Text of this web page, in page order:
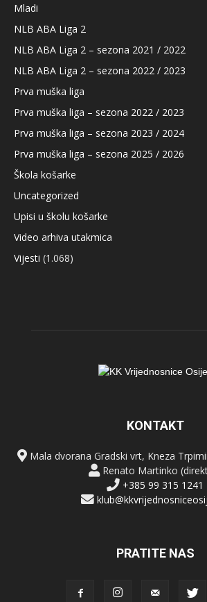
Mladi
NLB ABA Liga 2
NLB ABA Liga 2 – sezona 2021 / 2022
NLB ABA Liga 2 – sezona 2022 / 2023
Prva muška liga
Prva muška liga – sezona 2022 / 2023
Prva muška liga – sezona 2023 / 2024
Prva muška liga – sezona 2025 / 2026
Škola košarke
Uncategorized
Upisi u školu košarke
Video arhiva utakmica
Vijesti (1.068)
KONTAKT
Mala dvorana Gradski vrt, Kneza
Renato Martinko
+385 99 315 1241
PRATITE NAS